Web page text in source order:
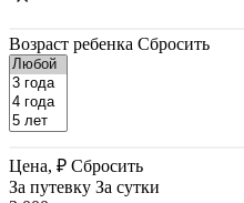
Возраст ребенка Сбросить
Цена, ₽ Сбросить
За путевку За сутки